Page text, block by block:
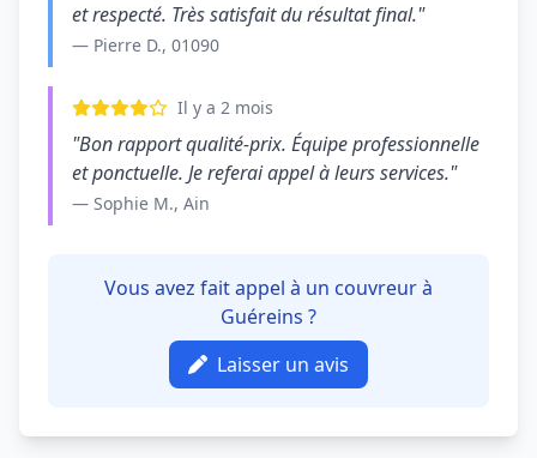
et respecté. Très satisfait du résultat final."
— Pierre D., 01090
Il y a 2 mois
"Bon rapport qualité-prix. Équipe professionnelle
et ponctuelle. Je referai appel à leurs services."
— Sophie M., Ain
Vous avez fait appel à un couvreur à
Guéreins ?
Laisser un avis